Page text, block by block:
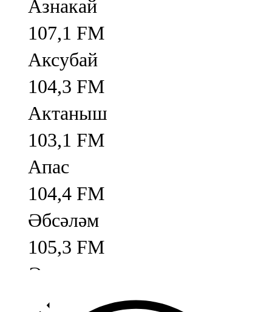
Азнакай
107,1 FM
Аксубай
104,3 FM
Актаныш
103,1 FM
Апас
104,4 FM
Әбсәләм
105,3 FM
Әлмәт
92,9 FM